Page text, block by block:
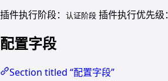
插件执行阶段：
认证阶段 插件执行优先级：
配置字段
Section titled “配置字段”